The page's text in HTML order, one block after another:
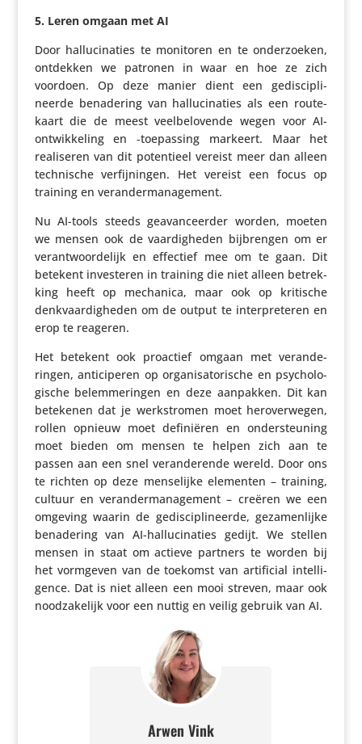
5. Leren omgaan met AI
Door hallu­ci­na­ties te monitoren en te onder­zoeken,
ontdekken we patronen in waar en hoe ze zich
voordoen. Op deze manier dient een gedis­ci­pli­
neerde bena­de­ring van hallu­ci­na­ties als een route­
kaart die de meest veel­be­lo­vende wegen voor AI-
ontwik­ke­ling en ‑toepas­sing markeert. Maar het
reali­seren van dit poten­tieel vereist meer dan alleen
tech­ni­sche verfij­ningen. Het vereist een focus op
training en verandermanagement.
Nu AI-tools steeds geavan­ceerder worden, moeten
we mensen ook de vaar­dig­heden bijbrengen om er
verant­woor­de­lijk en effectief mee om te gaan. Dit
betekent inves­teren in training die niet alleen betrek­
king heeft op mechanica, maar ook op kritische
denk­vaar­dig­heden om de output te inter­pre­teren en
erop te reageren.
Het betekent ook proactief omgaan met veran­de­
ringen, anti­ci­peren op orga­ni­sa­to­ri­sche en psycho­lo­
gi­sche belem­me­ringen en deze aanpakken. Dit kan
betekenen dat je werk­stromen moet hero­ver­wegen,
rollen opnieuw moet defi­ni­ëren en onder­steu­ning
moet bieden om mensen te helpen zich aan te
passen aan een snel veran­de­rende wereld. Door ons
te richten op deze mense­lijke elementen – training,
cultuur en veran­der­ma­na­ge­ment – creëren we een
omgeving waarin de gedis­ci­pli­neerde, geza­men­lijke
bena­de­ring van AI-hallu­ci­na­ties gedijt. We stellen
mensen in staat om actieve partners te worden bij
het vormgeven van de toekomst van arti­fi­cial intel­li­
gence. Dat is niet alleen een mooi streven, maar ook
nood­za­ke­lijk voor een nuttig en veilig gebruik van AI.
Arwen Vink